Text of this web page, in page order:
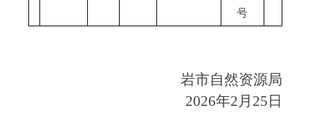
号
岩市自然资源局
2026年2月 25 日